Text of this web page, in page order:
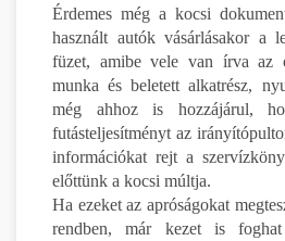
Érdemes még a kocsi
használt autók vásárlásakor a
füzet, amibe vele van írva az
munka és beletett alkatrész,
még ahhoz is hozzájárul,
futásteljesítményt az
információkat rejt a
előttünk a kocsi múltja.
Ha ezeket az apróságokat
rendben, már kezet is